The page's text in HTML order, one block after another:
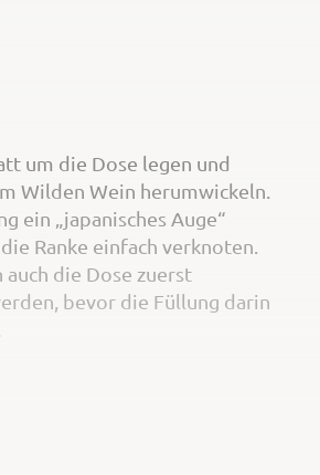
um die Dose legen und
Wilden Wein herumwickeln.
ein „japanisches Auge“
Ranke einfach verknoten.
auch die Dose zuerst
bevor die Füllung darin